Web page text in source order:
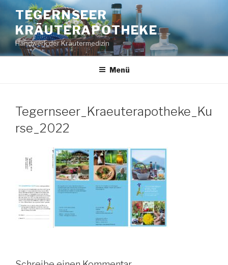
Inhalt
springen
TEGERNSEER
KRÄUTERAPOTHEKE
Handwerk der Kräutermedizin
Menü
Tegernseer_Kraeuterapotheke_Ku
rse_2022